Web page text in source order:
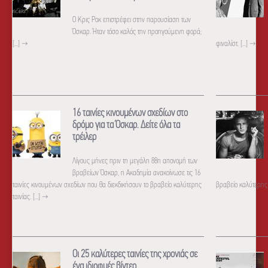
Ο Κρις Ροκ επιστρέφει στην παρουσίαση των
Όσκαρ. Ήταν τόσο καλός την προηγούμενη φορά;
[...] → φιναλίστ. [...] →
16 ταινίες κινουμένων σχεδίων στο
δρόμο για τα Όσκαρ. Δείτε όλα τα
τρέιλερ
Λίγους μήνες πριν τη μεγάλη 88η απονομή των
βραβείων Όσκαρ, η Ακαδημία ανακοίνωσε τις 16
ταινίες κινουμένων σχεδίων που θα διεκδικήσουν το βραβείο καλύτερης
ταινίας. [...] →
βραβείο καλύτερης
Οι 25 καλύτερες ταινίες της χρονιάς σε